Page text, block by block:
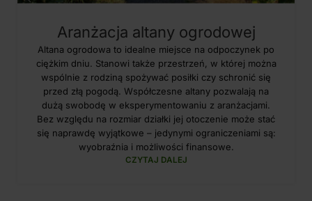
Aranżacja altany ogrodowej
Altana ogrodowa to idealne miejsce na odpoczynek po
ciężkim dniu. Stanowi także przestrzeń, w której można
wspólnie z rodziną spożywać posiłki czy schronić się
przed złą pogodą. Współczesne altany pozwalają na
dużą swobodę w eksperymentowaniu z aranżacjami.
Bez względu na rozmiar działki jej otoczenie może stać
się naprawdę wyjątkowe – jedynymi ograniczeniami są:
wyobraźnia i możliwości finansowe.
CZYTAJ DALEJ